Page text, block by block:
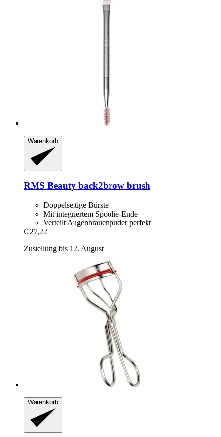
Warenkorb
RMS Beauty back2brow brush
Doppelseitige Bürste
Mit integriertem Spoolie-Ende
Verteilt Augenbrauenpuder perfekt
€ 27,22
Zustellung bis 12. August
Warenkorb